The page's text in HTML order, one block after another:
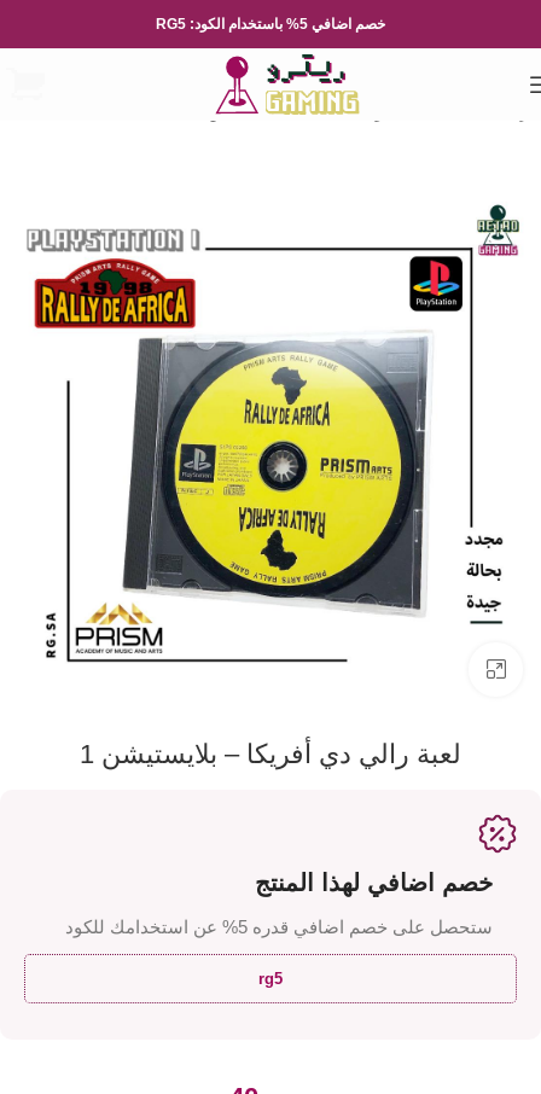
خصم اضافي 5% باستخدام الكود: RG5
Playsation بلايستيشن 1
لعبة رالي دي أفريكا – بلايستيشن 1
خصم اضافي لهذا المنتج
ستحصل على خصم اضافي قدره 5% عن استخدامك للكود
rg5